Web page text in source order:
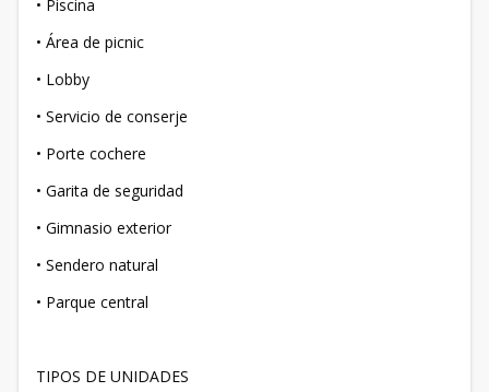
• Piscina
• Área de picnic
• Lobby
• Servicio de conserje
• Porte cochere
• Garita de seguridad
• Gimnasio exterior
• Sendero natural
• Parque central
TIPOS DE UNIDADES